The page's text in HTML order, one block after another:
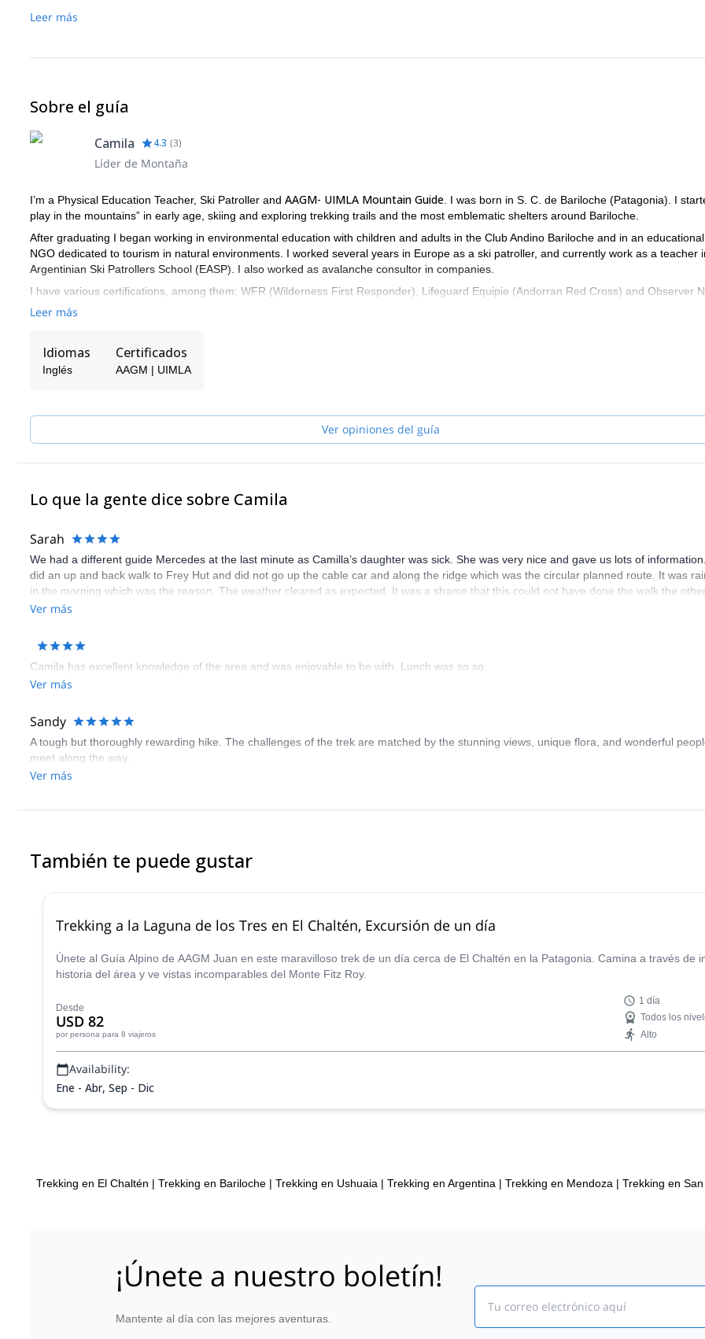
hasta llegar al Refugio Frey (1700 m). Descansaremos y disfrutaremos de una excelente cena casera en el refugio. Tiempo
Tiempo estimado de caminata: 6-7 horas.
Al mediodía comenzaremos el descenso a Bariloche por la ruta normal de Jakob, que pasa por el Valle Casa de Piedra.
Leer más
Sobre el guía
Camila 4.3 (3)
Líder de Montaña
I’m a Physical Education Teacher, Ski Patroller and AAGM- UIMLA Mountain Guide . I was born in S. C. de Bariloche (Patagonia). I
play in the mountains” in early age, skiing and exploring trekking trails and the most emblematic shelters around Bariloche.
After graduating I began working in environmental education with children and adults in the Club Andino Bariloche and in an educational
NGO dedicated to tourism in natural environments. I worked several years in Europe as a ski patroller, and currently work as a teacher
Argentinian Ski Patrollers School (EASP). I also worked as avalanche consultor in companies.
I have various certifications, among them: WFR (Wilderness First Responder), Lifeguard Equipie (Andorran Red Cross) and Observer
Meteo (ACNA "per the Association of neu coneixement I allaus them") and the AIARE Level II (Analyzing snow stability and avalanche
Last years, I’ve been working between ski stations and
professional outdoor woman and mountain lover who appreciate the opportunity of guide new clients in the surroundings of my home:
“Bariloche, in North Patagonia”.
Leer más
Idiomas
Inglés
Certificados
AAGM | UIMLA
Ver opiniones del guía
Lo que la gente dice sobre Camila
Sarah
We had a different guide Mercedes at the last minute as Camilla’s daughter was sick. She was very nice and gave us lots of
did an up and back walk to Frey Hut and did not go up the cable car and along the ridge which was the circular planned route. It was
in the morning which was the reason. The weather cleared as expected. It was a shame that this could not have done the walk the
round. We are grateful Camilla organised another guide for us so that we were able to hike.
Ver más
Camila has excellent knowledge of the area and was enjoyable to be with. Lunch was so so.
Ver más
Sandy
A tough but thoroughly rewarding hike. The challenges of the trek are matched by the stunning views, unique flora, and wonderful
meet along the way.
Ver más
También te puede gustar
Trekking a la Laguna de los Tres en El Chaltén, Excursión de un día
Únete al Guía Alpino de AAGM Juan en este maravilloso trek de un día cerca de El Chaltén en la Patagonia. Camina a través de
historia del área y ve vistas incomparables del Monte Fitz Roy.
Desde
USD 82
por persona para 8 viajeros
1 día
Todos los
Alto
Availability:
Ene - Abr, Sep - Dic
Trekking en El Chaltén | Trekking en Bariloche | Trekking en Ushuaia | Trekking en Argentina | Trekking en Mendoza | Trekking en
¡Únete a nuestro boletín!
Mantente al día con las mejores aventuras.